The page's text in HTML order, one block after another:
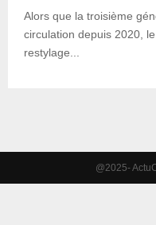
Alors que la troisième
circulation depuis 2020,
restylage...
@2025-